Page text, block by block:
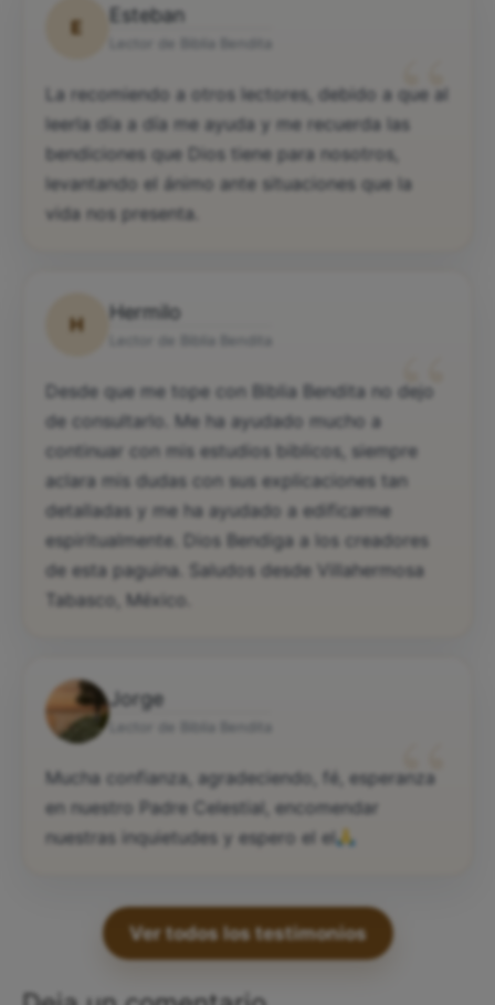
E
Esteban
“
La recomiendo a otros lectores, debido a que al
leerla día a día me ayuda y me recuerda las
bendiciones que Dios tiene para nosotros,
levantando el ánimo ante situaciones que la
vida nos presenta.
H
Hermilo
“
Desde que me tope con Biblia Bendita no dejo
de consultarlo. Me ha ayudado mucho a
continuar con mis estudios biblicos, siempre
aclara mis dudas con sus explicaciones tan
detalladas y me ha ayudado a edificarme
espiritualmente. Dios Bendiga a los creadores
de esta paguina. Saludos desde Villahermosa
Tabasco, México.
Jorge
“
Mucha confianza, agradeciendo, fé, esperanza
en nuestro Padre Celestial, encomendar
nuestras inquietudes y espero el el
Ver todos los testimonios